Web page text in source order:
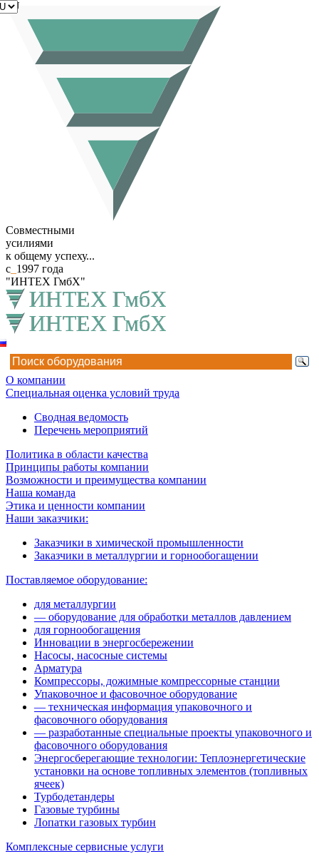
Совместными
усилиями
к общему успеху...
с 1997 года
"ИНТЕХ ГмбХ"
RU
О компании
Специальная оценка условий труда
Сводная ведомость
Перечень мероприятий
Политика в области качества
Принципы работы компании
Возможности и преимущества компании
Наша команда
Этика и ценности компании
Наши заказчики:
Заказчики в химической промышленности
Заказчики в металлургии и горнообогащении
Поставляемое оборудование:
для металлургии
— оборудование для обработки металлов давлением
для горнообогащения
Инновации в энергосбережении
Насосы, насосные системы
Арматура
Компрессоры, дожимные компрессорные станции
Упаковочное и фасовочное оборудование
— техническая информация упаковочного и
фасовочного оборудования
— разработанные специальные проекты упаковочного и
фасовочного оборудования
Энергосберегающие технологии: Теплоэнергетические
установки на основе топливных элементов (топливных
ячеек)
Турбодетандеры
Газовые турбины
Лопатки газовых турбин
Комплексные сервисные услуги